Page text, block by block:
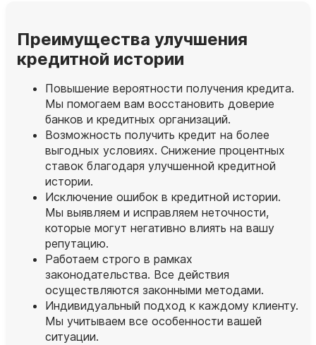
Преимущества улучшения
кредитной истории
Повышение вероятности получения кредита.
Мы помогаем вам восстановить доверие
банков и кредитных организаций.
Возможность получить кредит на более
выгодных условиях. Снижение процентных
ставок благодаря улучшенной кредитной
истории.
Исключение ошибок в кредитной истории.
Мы выявляем и исправляем неточности,
которые могут негативно влиять на вашу
репутацию.
Работаем строго в рамках
законодательства. Все действия
осуществляются законными методами.
Индивидуальный подход к каждому клиенту.
Мы учитываем все особенности вашей
ситуации.